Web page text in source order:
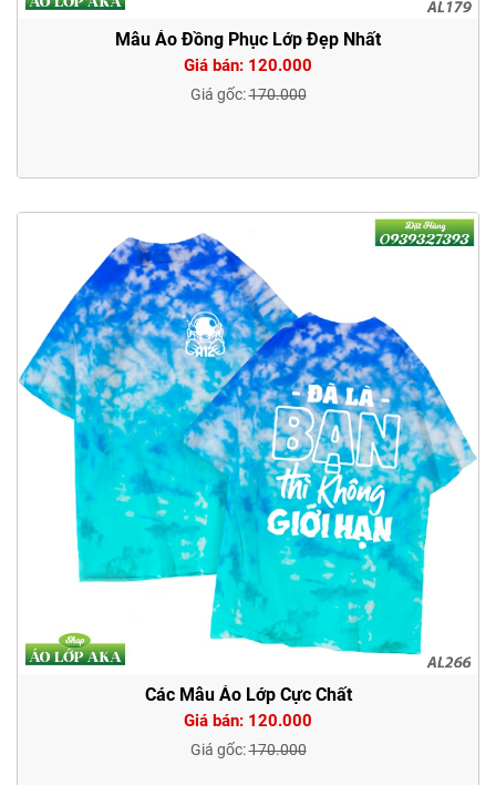
Mẫu Áo Đồng Phục Lớp Đẹp Nhất
Giá bán: 120.000
Giá gốc:170.000
Các Mẫu Áo Lớp Cực Chất
Giá bán: 120.000
Giá gốc:170.000